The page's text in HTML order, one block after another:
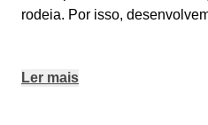
rodeia. Por isso,
Ler mais